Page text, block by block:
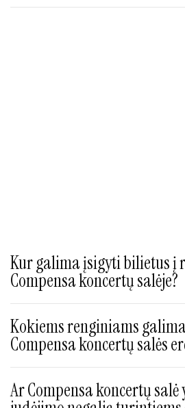
Kur galima įsigyti bilietus į
Compensa koncertų salėje?
Bilietus kviečiame įsigyti
bilietų platintojus, fizinių kasų
rasite žemiau:
www.medusa.lt
Kokiems renginiams
Compensa koncertų salės
Compensa koncertų salės erdvės
renginiams – koncertams,
renginiams, pristatymams,
Ar Compensa koncertų